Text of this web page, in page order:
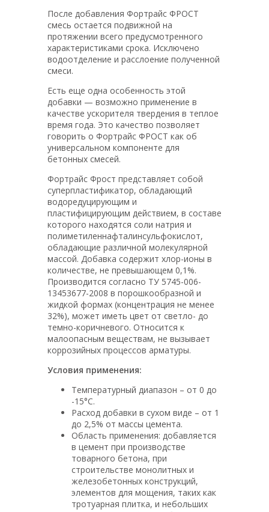
После добавления Фортрайс ФРОСТ
смесь остается подвижной на
протяжении всего предусмотренного
характеристиками срока. Исключено
водоотделение и расслоение полученной
смеси.
Есть еще одна особенность этой
добавки — возможно применение в
качестве ускорителя твердения в теплое
время года. Это качество позволяет
говорить о Фортрайс ФРОСТ как об
универсальном компоненте для
бетонных смесей.
Фортрайс Фрост представляет собой
суперпластификатор, обладающий
водоредуцирующим и
пластифицирующим действием, в составе
которого находятся соли натрия и
полиметиленнафталинсульфокислот,
обладающие различной молекулярной
массой. Добавка содержит хлор-ионы в
количестве, не превышающем 0,1%.
Производится согласно ТУ 5745-006-
13453677-2008 в порошкообразной и
жидкой формах (концентрация не менее
32%), может иметь цвет от светло- до
темно-коричневого. Относится к
малоопасным веществам, не вызывает
коррозийных процессов арматуры.
Условия применения:
Температурный диапазон – от 0 до
-15°С.
Расход добавки в сухом виде – от 1
до 2,5% от массы цемента.
Область применения: добавляется
в цемент при производстве
товарного бетона, при
строительстве монолитных и
железобетонных конструкций,
элементов для мощения, таких как
тротуарная плитка, и небольших